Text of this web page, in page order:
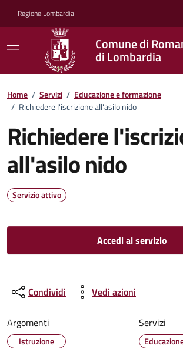
Regione Lombardia
Comune di
di Lombardia
Home / Servizi / Educazione e formazione
/ Richiedere l'iscrizione all'asilo nido
Richiedere
all'asilo nido
Servizio attivo
Accedi al servizio
Condividi Vedi azioni
Argomenti
Istruzione
Servizi